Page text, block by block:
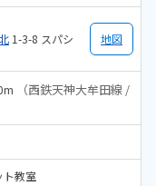
1-3-8 スパシ
地図
（西鉄天神大牟田線 /
ト教室